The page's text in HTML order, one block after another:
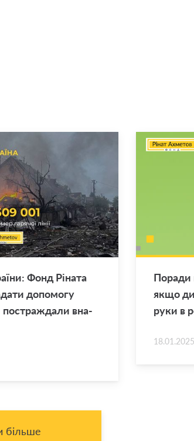
Фонд Рі­на­та
до­по­мо­гу
по­стра­жда­ли вна­
По­ра­ди
якщо
руки в
18.01.2025
більше